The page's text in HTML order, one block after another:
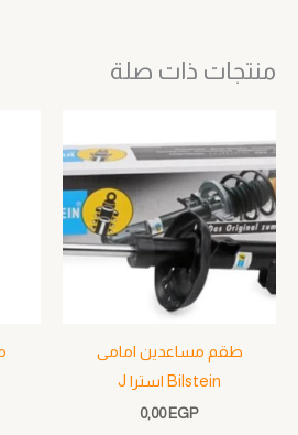
منتجات ذات صلة
طقم مساعدين امامى
Bilstein استرا J
0,00 EGP